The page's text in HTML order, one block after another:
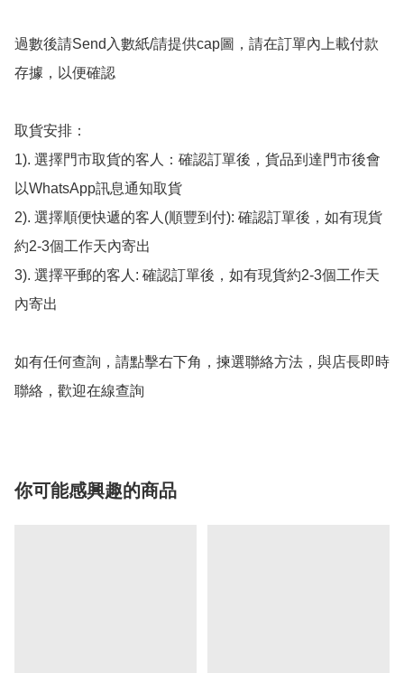
過數後請Send入數紙/請提供cap圖，請在訂單內上載付款
存據，以便確認
取貨安排：
1). 選擇門市取貨的客人：確認訂單後，貨品到達門市後會
以WhatsApp訊息通知取貨
2). 選擇順便快遞的客人(順豐到付): 確認訂單後，如有現貨
約2-3個工作天內寄出
3). 選擇平郵的客人: 確認訂單後，如有現貨約2-3個工作天
內寄出
如有任何查詢，請點擊右下角，揀選聯絡方法，與店長即時
聯絡，歡迎在線查詢
你可能感興趣的商品